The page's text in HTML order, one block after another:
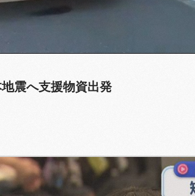
震へ支援物資出発